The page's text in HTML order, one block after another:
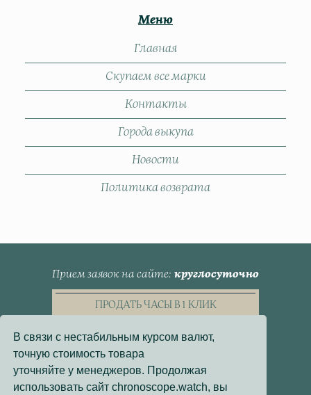
Меню
Главная
Скупаем все марки
Контакты
Города выкупа
Новости
Политика возврата
Прием заявок на сайте круглосуточно
ПРОДАТЬ ЧАСЫ В 1 КЛИК
В связи с нестабильным курсом валют,
точную стоимость товара
уточняйте у менеджеров. Продолжая
использовать сайт chronoscope.watch, вы